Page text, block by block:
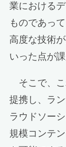
業における
ものであっ
高度な技術
いった点が
そこで、こ
提携し、ラ
ラウドソー
規模コンテ